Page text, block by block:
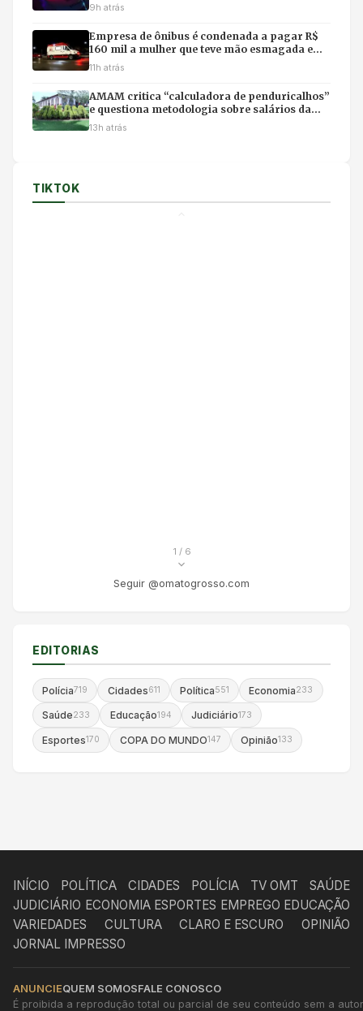
9h atrás
Empresa de ônibus é condenada a pagar R$
160 mil a mulher que teve mão esmagada em
acidente
11h atrás
AMAM critica “calculadora de penduricalhos”
e questiona metodologia sobre salários da
magistratura
13h atrás
TIKTOK
1 / 6
Seguir @omatogrosso.com
EDITORIAS
Polícia719 Cidades611 Política551 Economia233
Saúde233 Educação194 Judiciário173
Esportes170 COPA DO MUNDO147 Opinião133
INÍCIO POLÍTICA CIDADES POLÍCIA TV OMT
SAÚDE
JUDICIÁRIO ECONOMIA ESPORTES EMPREGO EDUCAÇÃO
VARIEDADES
CULTURA CLARO E ESCURO
OPINIÃO
JORNAL IMPRESSO
ANUNCIEQUEM SOMOSFALE CONOSCO
É proibida a reprodução total ou parcial de seu conteúdo sem a